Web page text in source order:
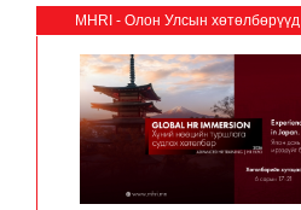
MHRI - Олон Улсын хөтөлбөрүүд